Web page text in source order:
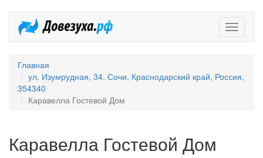
Главная
ул. Изумрудная, 34, Сочи, Краснодарский край, Россия,
354340
Каравелла Гостевой Дом
Каравелла Гостевой Дом